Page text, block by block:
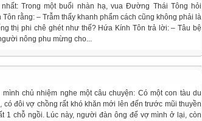
Trong một buổi nhàn hạ, vua Đường Thái Tông hỏi
rằng: – Trẫm thấy khanh phẩm cách cũng không phải là
thị phi chê ghét như thế? Hứa Kính Tôn trả lời: – Tâu bệ
nông phu mừng cho...
chủ nhiệm nghe một câu chuyện: Có một con tàu du
có đôi vợ chồng rất khó khăn mới lên đến trước mũi thuyền
1 chỗ ngồi. Lúc này, người đàn ông để vợ mình ở lại, còn